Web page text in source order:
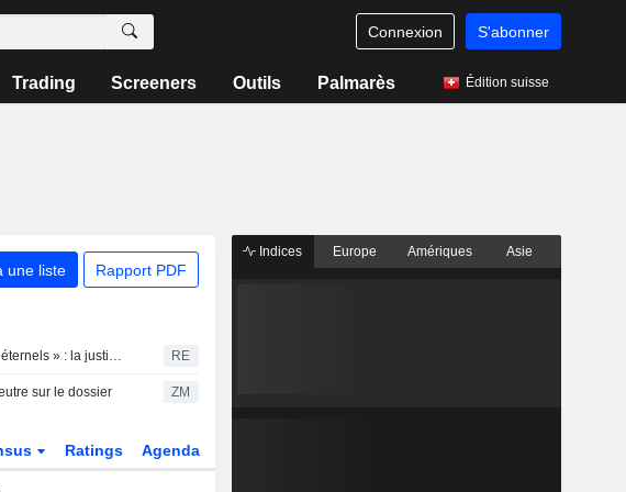
Connexion S'abonner
Trading Screeners Outils Palmarès Édition suisse
une liste Rapport PDF
Pollution aux " polluants éternels » : la justice valide les accords de 2,5 milliards de dollars entre le New Jersey, DuPont et 3M RE
sur le dossier ZM
Ratings Agenda
Indices Europe Amériques Asie